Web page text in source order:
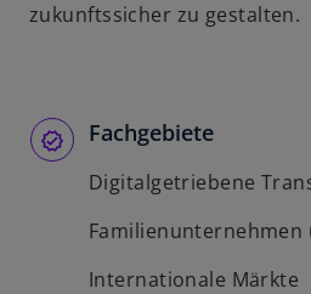
zukunftssicher zu gestalten.
Fachgebiete
Digitalgetriebene
Internationale Märkte